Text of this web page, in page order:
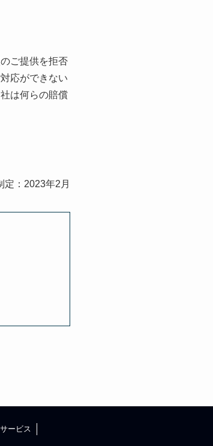
ご提供を拒否
応ができない
は何らの賠償
定：2023年2月
ービス